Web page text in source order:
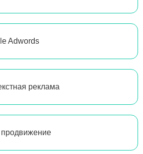
Adwords
реклама
продвижение